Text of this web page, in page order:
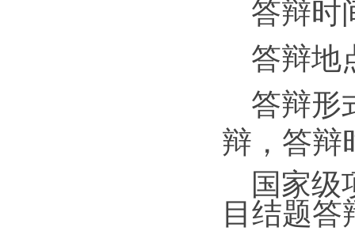
答辩时
答辩地
答辩形
辩，答辩
国家级
目结题答